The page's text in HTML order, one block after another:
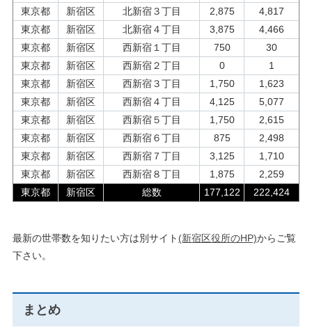
東京都
新宿区 北新宿３丁目 2,875
4,817
東京都
新宿区 北新宿４丁目 3,875
4,466
東京都
新宿区 西新宿１丁目 750
30
東京都
新宿区 西新宿２丁目 0
1
東京都
新宿区 西新宿３丁目 1,750
1,623
東京都
新宿区 西新宿４丁目 4,125
5,077
東京都
新宿区 西新宿５丁目 1,750
2,615
東京都
新宿区 西新宿６丁目 875
2,498
東京都
新宿区 西新宿７丁目 3,125
1,710
東京都
新宿区 西新宿８丁目 1,875
2,259
東京都
新宿区 総数 177,122 222,424
最新の世帯数を知りたい方は別サイト (新宿区役所のHP)からご覧
下さい。
まとめ